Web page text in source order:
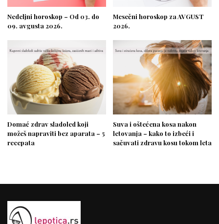
Nedeljni horoskop – Od 03. do
09. avgusta 2026.
Mesečni horoskop za AVGUST
2026.
Domać zdrav sladoled koji
možeš napraviti bez aparata – 5
recepata
Suva i oštećena kosa nakon
letovanja – kako to izbeći i
sačuvati zdravu kosu tokom leta